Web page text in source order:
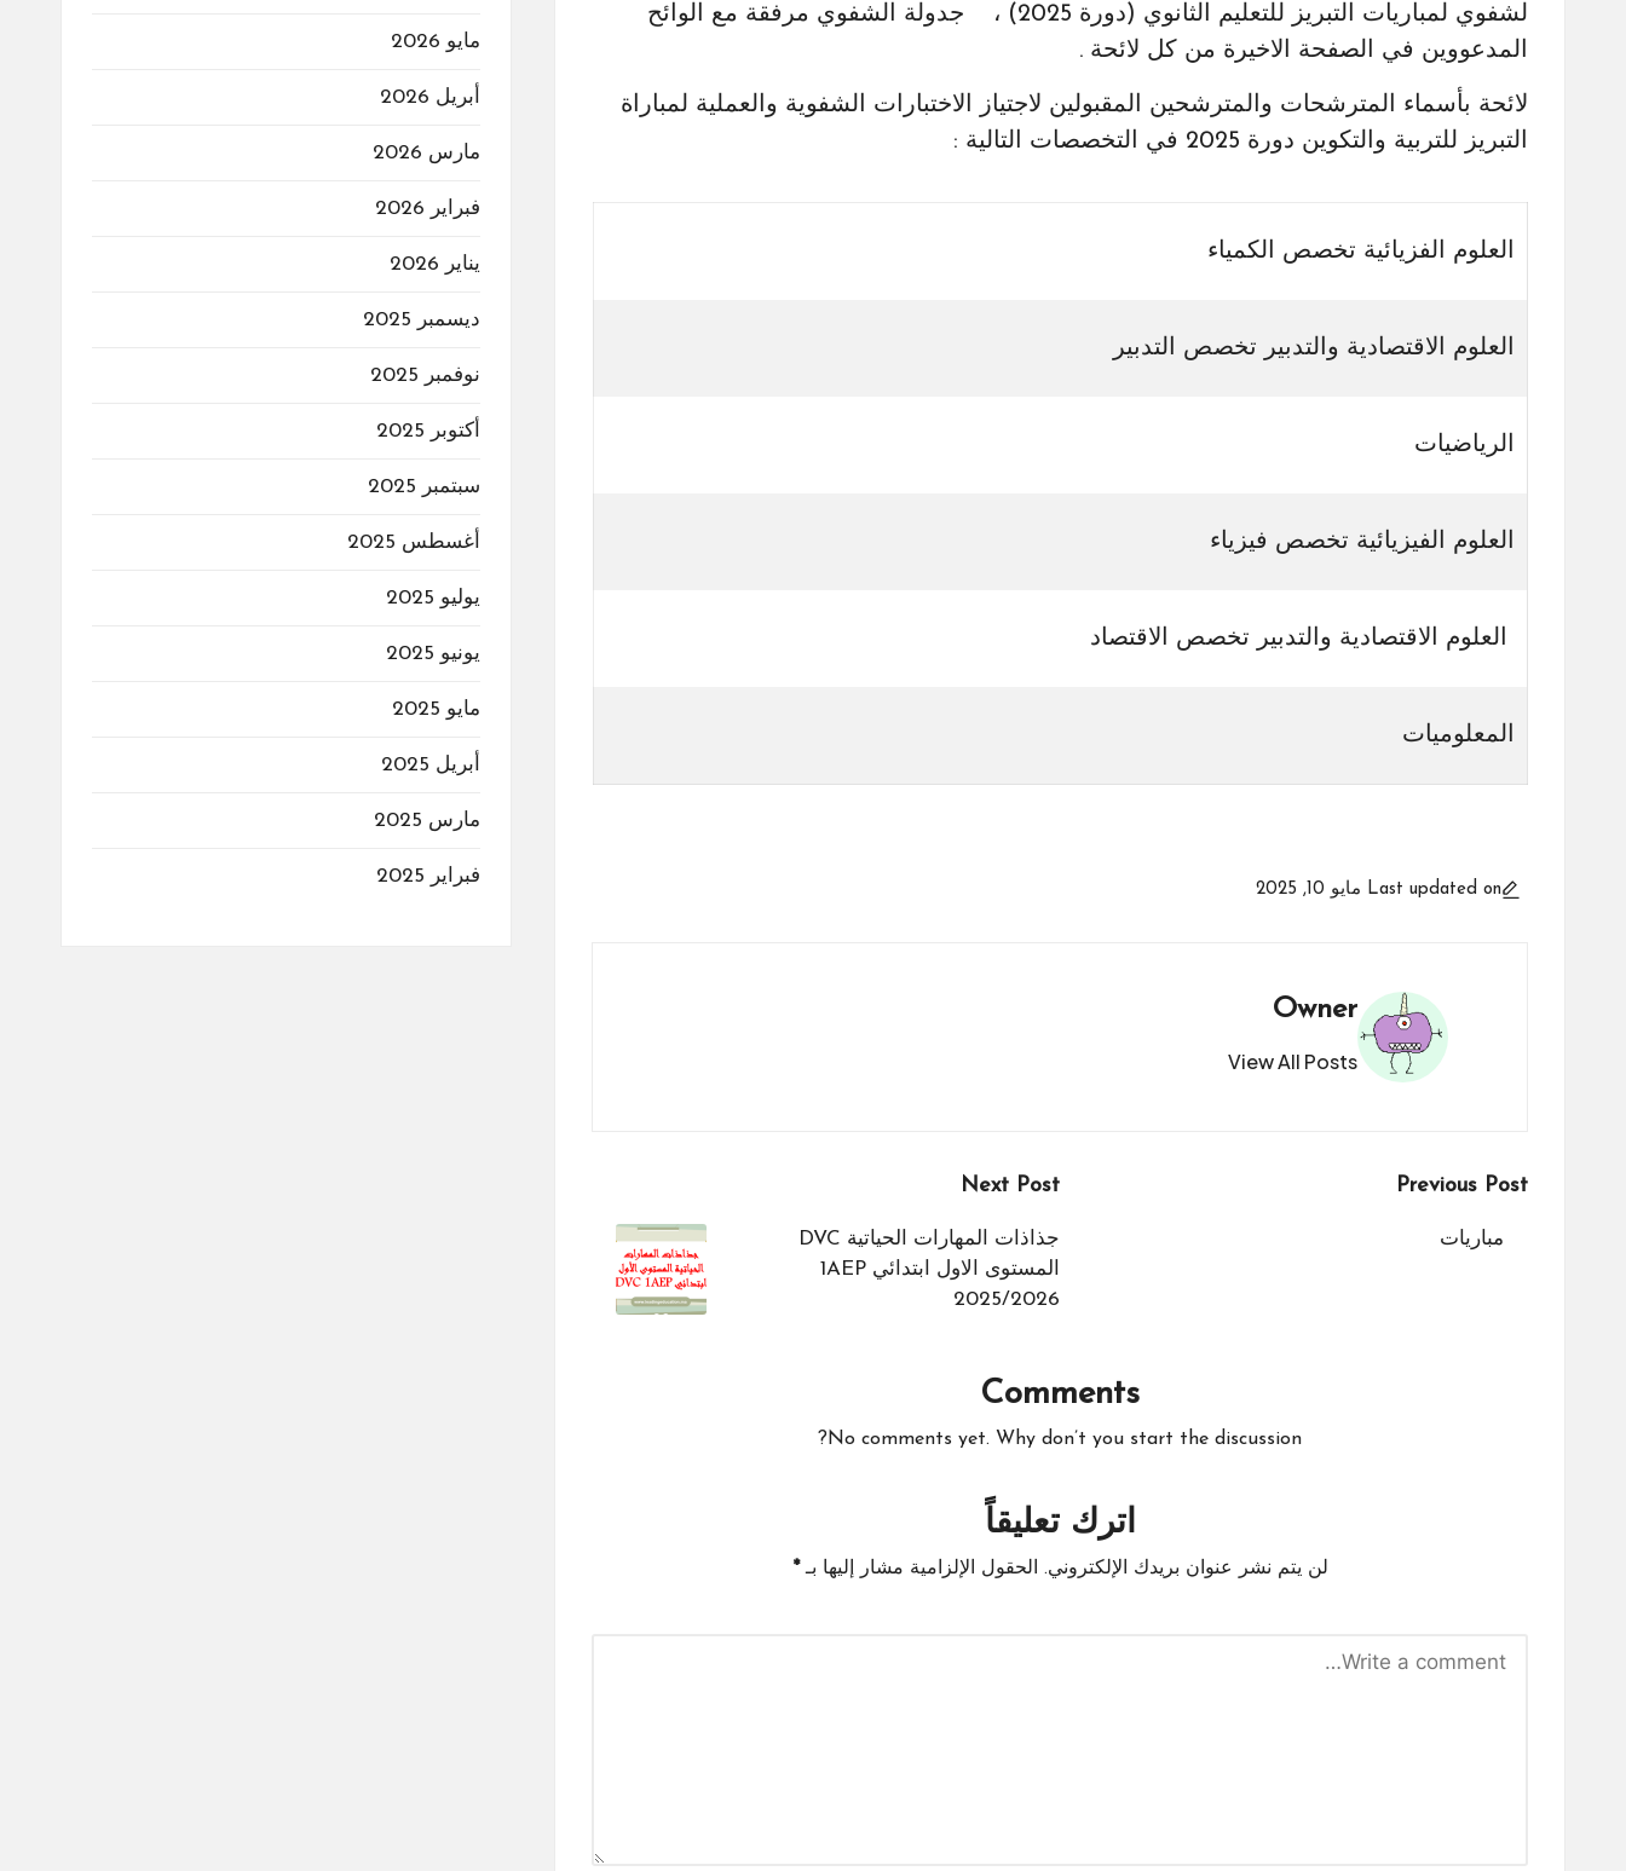
لشفوي لمباريات التبريز للتعليم الثانوي (دورة 2025) ، جدولة الشفوي مرفقة مع الوائح
المدعووين في الصفحة الاخيرة من كل لائحة .
لائحة بأسماء المترشحات والمترشحين المقبولين لاجتياز الاختبارات الشفوية والعملية لمباراة
التبريز للتربية والتكوين دورة 2025 في التخصصات التالية :
العلوم الفزيائية تخصص الكمياء
العلوم الاقتصادية والتدبير تخصص التدبير
​الرياضيات
​العلوم الفيزيائية تخصص فيزياء
العلوم الاقتصادية والتدبير تخصص الاقتصاد
المعلوميات
Last updated on مايو 10, 2025
Owner
View All Posts
Post
navigation
Previous Post
مباريات
Next Post
جذاذات المهارات الحياتية DVC
المستوى الاول ابتدائي 1AEP
2025/2026
Comments
No comments yet. Why don’t you start the discussion?
اترك تعليقاً
لن يتم نشر عنوان بريدك الإلكتروني. الحقول الإلزامية مشار إليها بـ*
مايو 2026
أبريل 2026
مارس 2026
فبراير 2026
يناير 2026
ديسمبر 2025
نوفمبر 2025
أكتوبر 2025
سبتمبر 2025
أغسطس 2025
يوليو 2025
يونيو 2025
مايو 2025
أبريل 2025
مارس 2025
فبراير 2025